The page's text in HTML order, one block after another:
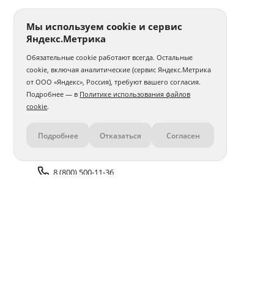
Контакты
8 (800) 500-11-36
Мы используем cookie и сервис
Яндекс.Метрика
Обязательные cookie работают всегда. Остальные
cookie, включая аналитические (сервис Яндекс.Метрика
от ООО «Яндекс», Россия), требуют вашего согласия.
Подробнее — в Политике использования файлов
cookie.
Подробнее Отказаться Согласен